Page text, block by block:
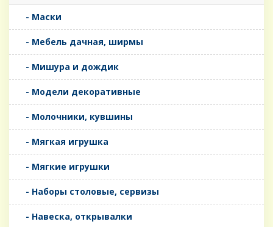
- Маски
- Мебель дачная, ширмы
- Мишура и дождик
- Модели декоративные
- Молочники, кувшины
- Мягкая игрушка
- Мягкие игрушки
- Наборы столовые, сервизы
- Навеска, открывалки